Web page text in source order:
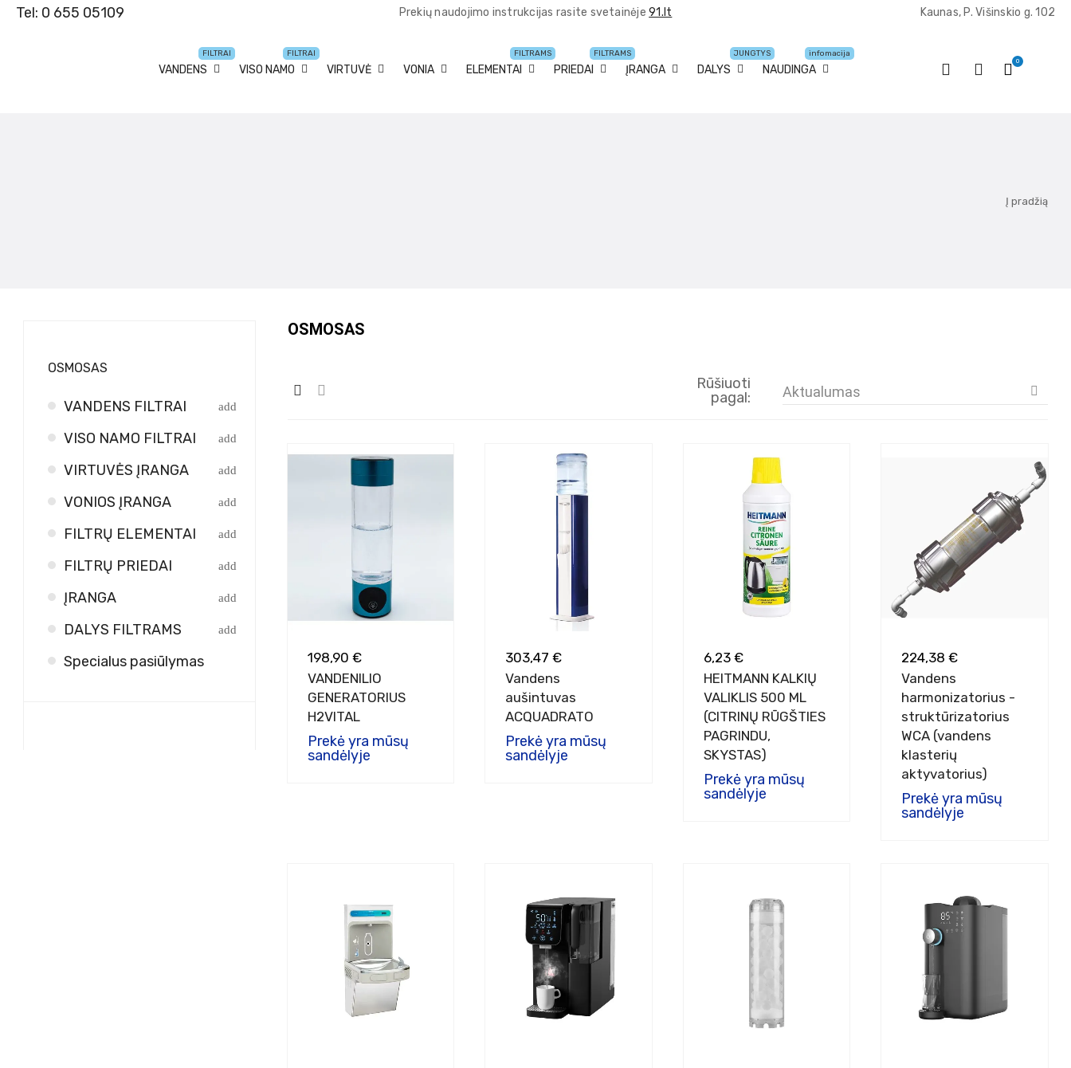
Tel: 0 655 05109 Prekių naudojimo instrukcijas rasite svetainėje91.lt Kaunas, P. Višinskio g. 102
VANDENS
FILTRAI
VISO NAMO
FILTRAI
VIRTUVĖ VONIA ELEMENTAI
FILTRAMS
PRIEDAI
FILTRAMS
ĮRANGA DALYS
JUNGTYS
NAUDINGA
infomacija
0
Į pradžią
OSMOSAS
VANDENS FILTRAI
VISO NAMO FILTRAI
VIRTUVĖS ĮRANGA
VONIOS ĮRANGA
FILTRŲ ELEMENTAI
FILTRŲ PRIEDAI
ĮRANGA
DALYS FILTRAMS
Specialus pasiūlymas
OSMOSAS
Rūšiuoti
pagal:
Aktualumas 
198,90 €
VANDENILIO
GENERATORIUS
H2VITAL
Prekė yra mūsų
sandėlyje
303,47 €
Vandens
aušintuvas
ACQUADRATO
Prekė yra mūsų
sandėlyje
6,23 €
HEITMANN KALKIŲ
VALIKLIS 500 ML
(CITRINŲ RŪGŠTIES
PAGRINDU,
SKYSTAS)
Prekė yra mūsų
sandėlyje
224,38 €
Vandens
harmonizatorius -
struktūrizatorius
WCA (vandens
klasterių
aktyvatorius)
Prekė yra mūsų
sandėlyje